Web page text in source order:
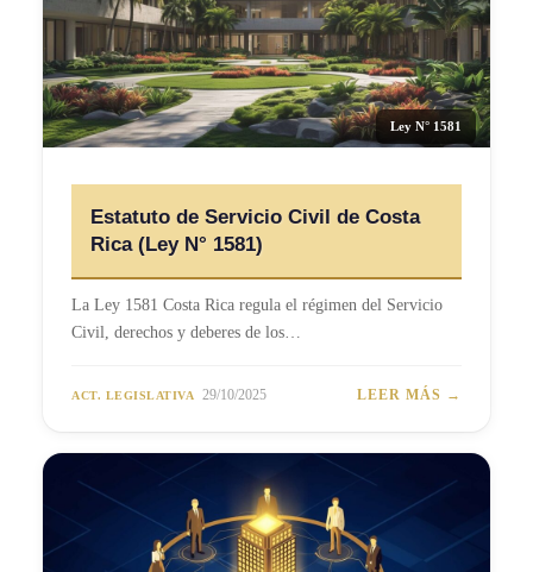
Ley N° 1581
Estatuto de Servicio Civil de Costa
Rica (Ley N° 1581)
La Ley 1581 Costa Rica regula el régimen del Servicio
Civil, derechos y deberes de los…
ACT. LEGISLATIVA 29/10/2025 LEER MÁS →